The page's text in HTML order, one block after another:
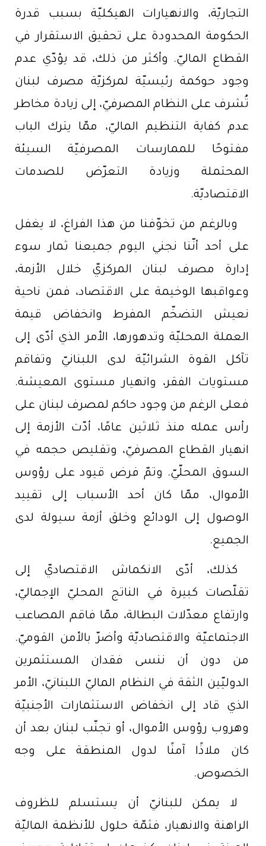
التجاريّة، والانهيارات الهيكليّة بسبب قدرة
الحكومة المحدودة على تحقيق الاستقرار في
القطاع الماليّ. وأكثر من ذلك، قد يؤدّي عدم
وجود حوكمة رئيسيّة لمركزيّة مصرف لبنان
تُشرف على النظام المصرفيّ، إلى زيادة مخاطر
عدم كفاية التنظيم الماليّ، ممّا يترك الباب
مفتوحًا للممارسات المصرفيّة السيئة
المحتملة وزيادة التعرّض للصدمات
الاقتصاديّة.
وبالرغم من تخوّفنا من هذا الفراغ، لا يغفل
على أحد أنّنا نجني اليوم جميعنا ثمار سوء
إدارة مصرف لبنان المركزيّ خلال الأزمة،
وعواقبها الوخيمة على الاقتصاد، فمن ناحية
نعيش التضخّم المفرط وانخفاض قيمة
العملة المحليّة وتدهورها، الأمر الذي أدّى إلى
تآكل القوة الشرائيّة لدى اللبنانيّ وتفاقم
مستويات الفقر، وانهيار مستوى المعيشة.
فعلى الرغم من وجود حاكم لمصرف لبنان على
رأس عمله منذ ثلاثين عامًا، أدّت الأزمة إلى
انهيار القطاع المصرفيّ، وتقليص حجمه في
السوق المحلّيّ. وتمّ فرض قيود على رؤوس
الأموال، ممّا كان أحد الأسباب إلى تقييد
الوصول إلى الودائع وخلق أزمة سيولة لدى
الجميع.
كذلك، أدّى الانكماش الاقتصاديّ إلى
تقلّصات كبيرة في الناتج المحليّ الإجماليّ،
وارتفاع معدّلات البطالة، ممّا فاقم المصاعب
الاجتماعيّة والاقتصاديّة وأضرّ بالأمن القوميّ.
من دون أن ننسى فقدان المستثمرين
الدوليّين الثقة في النظام الماليّ اللبنانيّ، الأمر
الذي قاد إلى انخفاض الاستثمارات الأجنبيّة
وهروب رؤوس الأموال، أو تجنّب لبنان بعد أن
كان ملاذًا آمنًا لدول المنطقة على وجه
الخصوص.
لا يمكن للبنانيّ أن يستسلم للظروف
الراهنة والانهيار، فثمّة حلول للأنظمة الماليّة